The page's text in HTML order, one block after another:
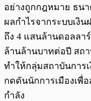
อย่างถูกกฎหมาย ธน
ผลกำไรจากระบบเงิน
ถึง 4 แสนล้านดอลลา
ล้านล้านบาทต่อปี สถ
ทำให้กลุ่มสถาบันการ
กดดันนักการเมืองเพื่
กำลัง